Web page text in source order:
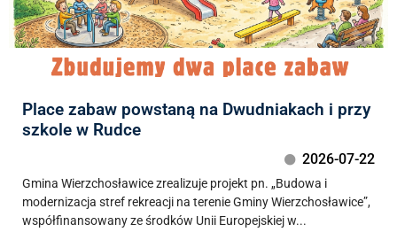
Place zabaw powstaną na Dwudniakach i przy
szkole w Rudce
2026-07-22
Gmina Wierzchosławice zrealizuje projekt pn. „Budowa i
modernizacja stref rekreacji na terenie Gminy Wierzchosławice”,
współfinansowany ze środków Unii Europejskiej w...